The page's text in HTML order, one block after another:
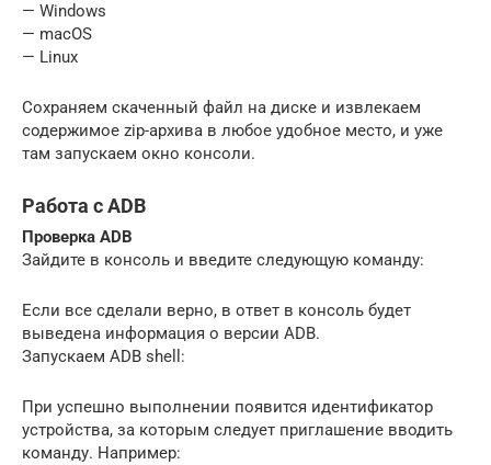
— Windows
— macOS
— Linux
Сохраняем скаченный файл на диске и извлекаем
содержимое zip-архива в любое удобное место, и уже
там запускаем окно консоли.
Работа с ADB
Проверка ADB
Зайдите в консоль и введите следующую команду:
Если все сделали верно, в ответ в консоль будет
выведена информация о версии ADB.
Запускаем ADB shell:
При успешно выполнении появится идентификатор
устройства, за которым следует приглашение вводить
команду. Например: